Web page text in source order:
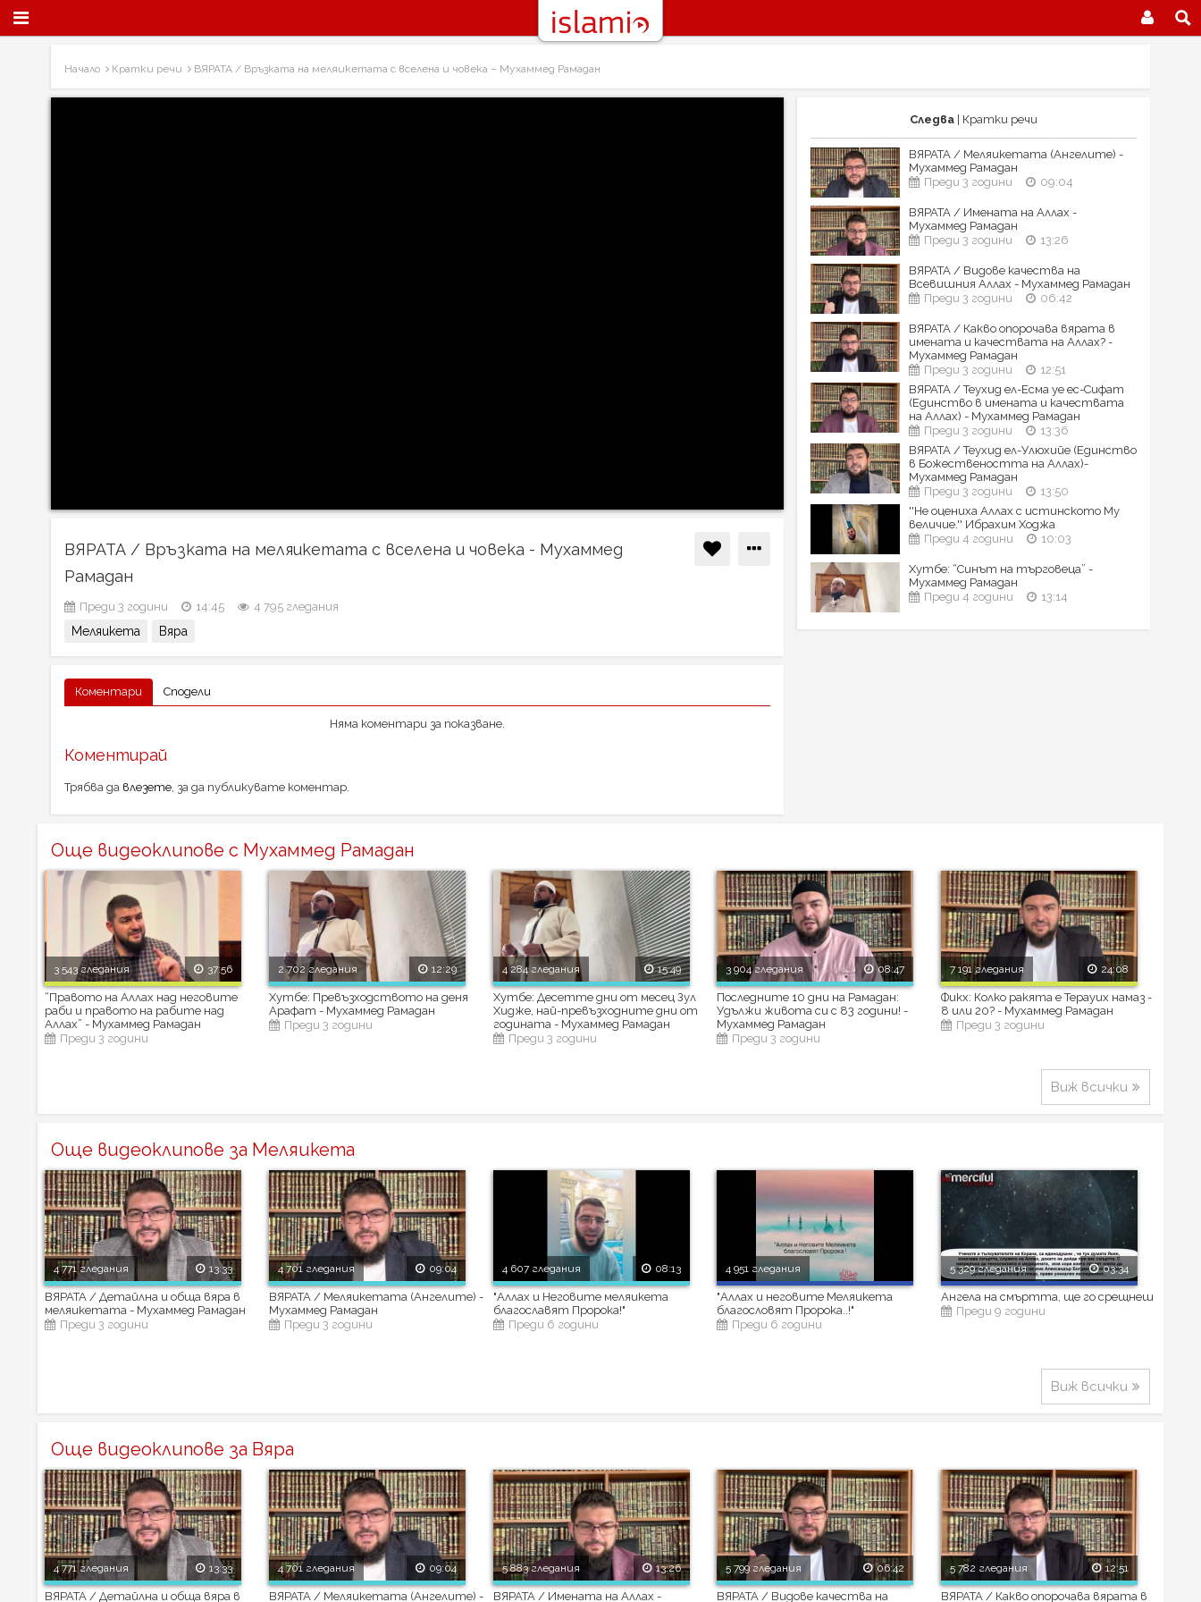
Начало Кратки речи ВЯРАТА / Връзката на меляикетата с вселена и човека – Мухаммед Рамадан
ВЯРАТА / Връзката на меляикетата с вселена и човека - Мухаммед
Рамадан
Преди 3 години 14:45 4 795 гледания
Меляикета Вяра
Коментари Сподели
Няма коментари за показване.
Коментирай
Трябва да влезете, за да публикувате коментар.
Следва | Кратки речи
ВЯРАТА / Меляикетата (Ангелите) -
Мухаммед Рамадан
Преди 3 години
09:04
ВЯРАТА / Имената на Аллах -
Мухаммед Рамадан
Преди 3 години
13:26
ВЯРАТА / Видове качества на
Всевишния Аллах - Мухаммед Рамадан
Преди 3 години
06:42
ВЯРАТА / Какво опорочава вярата в
имената и качествата на Аллах? -
Мухаммед Рамадан
Преди 3 години
12:51
ВЯРАТА / Теухид ел-Есма уе ес-Сифат
(Единство в имената и качествата
на Аллах) - Мухаммед Рамадан
Преди 3 години
13:36
ВЯРАТА / Теухид ел-Улюхийе (Единство
в Божествеността на Аллах)-
Мухаммед Рамадан
Преди 3 години
13:50
''Не оцениха Аллах с истинското Му
величие.'' Ибрахим Ходжа
Преди 4 години
10:03
Хутбе: “Синът на търговеца” -
Мухаммед Рамадан
Преди 4 години
13:14
Още видеоклипове с Мухаммед Рамадан
3 543 гледания 37:56
“Правото на Аллах над неговите
раби и правото на рабите над
Аллах” - Мухаммед Рамадан
Преди 3 години
2 702 гледания 12:29
Хутбе: Превъзходството на деня
Арафат - Мухаммед Рамадан
Преди 3 години
4 284 гледания 15:49
Хутбе: Десетте дни от месец Зул
Хидже, най-превъзходните дни от
годината - Мухаммед Рамадан
Преди 3 години
3 904 гледания 08:47
Последните 10 дни на Рамадан:
Удължи живота си с 83 години! -
Мухаммед Рамадан
Преди 3 години
7 191 гледания 24:08
Фикх: Колко ракята е Терауих намаз -
8 или 20? - Мухаммед Рамадан
Преди 3 години
Виж всички
Още видеоклипове за Меляикета
4 771 гледания 13:33
ВЯРАТА / Детайлна и обща вяра в
меляикетата - Мухаммед Рамадан
Преди 3 години
4 701 гледания 09:04
ВЯРАТА / Меляикетата (Ангелите) -
Мухаммед Рамадан
Преди 3 години
4 607 гледания 08:13
"Аллах и Неговите меляикета
благославят Пророка!"
Преди 6 години
4 951 гледания
"Аллах и неговите Меляикета
благословят Пророка..!"
Преди 6 години
5 329 гледания 03:34
Ангела на смъртта, ще го срещнеш
Преди 9 години
Виж всички
Още видеоклипове за Вяра
4 771 гледания 13:33
ВЯРАТА / Детайлна и обща вяра в
4 701 гледания 09:04
ВЯРАТА / Меляикетата (Ангелите) -
5 883 гледания 13:26
ВЯРАТА / Имената на Аллах -
5 799 гледания 06:42
ВЯРАТА / Видове качества на
5 782 гледания 12:51
ВЯРАТА / Какво опорочава вярата в